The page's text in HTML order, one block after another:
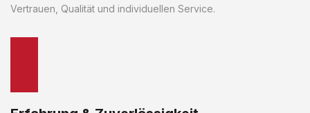
Vertrauen, Qualität und individuellen Service.